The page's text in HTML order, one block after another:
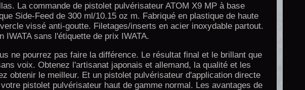
La commande de pistolet pulvérisateur ATOM X9 MP à base
Side-Feed de 300 ml/10.15 oz m. Fabriqué en plastique de haute
vissé anti-goutte. Filetages/inserts en acier inoxydable partout.
IWATA sans l'étiquette de prix IWATA.
ne pourrez pas faire la différence. Le résultat final et le brillant que
voix. Obtenez l'artisanat japonais et allemand, la qualité et les
obtenir le meilleur. Et un pistolet pulvérisateur d'application directe
pistolet pulvérisateur haut de gamme normal. Les avantages de